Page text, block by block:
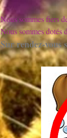
Nous sommes fiers
Nous sommes dotés
Sur rendez-vous